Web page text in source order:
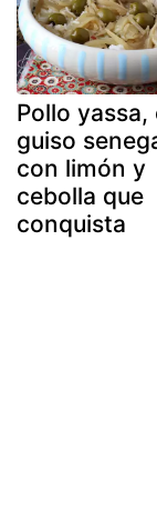
Pollo yassa,
guiso
con limón y
cebolla que
conquista